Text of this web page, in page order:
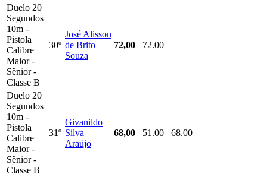
Duelo 20
Segundos
10m -
Pistola
Calibre
Maior -
Sênior -
Classe B
30º
José Alisson
de Brito
Souza
72,00 72.00
Duelo 20
Segundos
10m -
Pistola
Calibre
Maior -
Sênior -
Classe B
31º
Givanildo
Silva
Araújo
68,00 51.00 68.00